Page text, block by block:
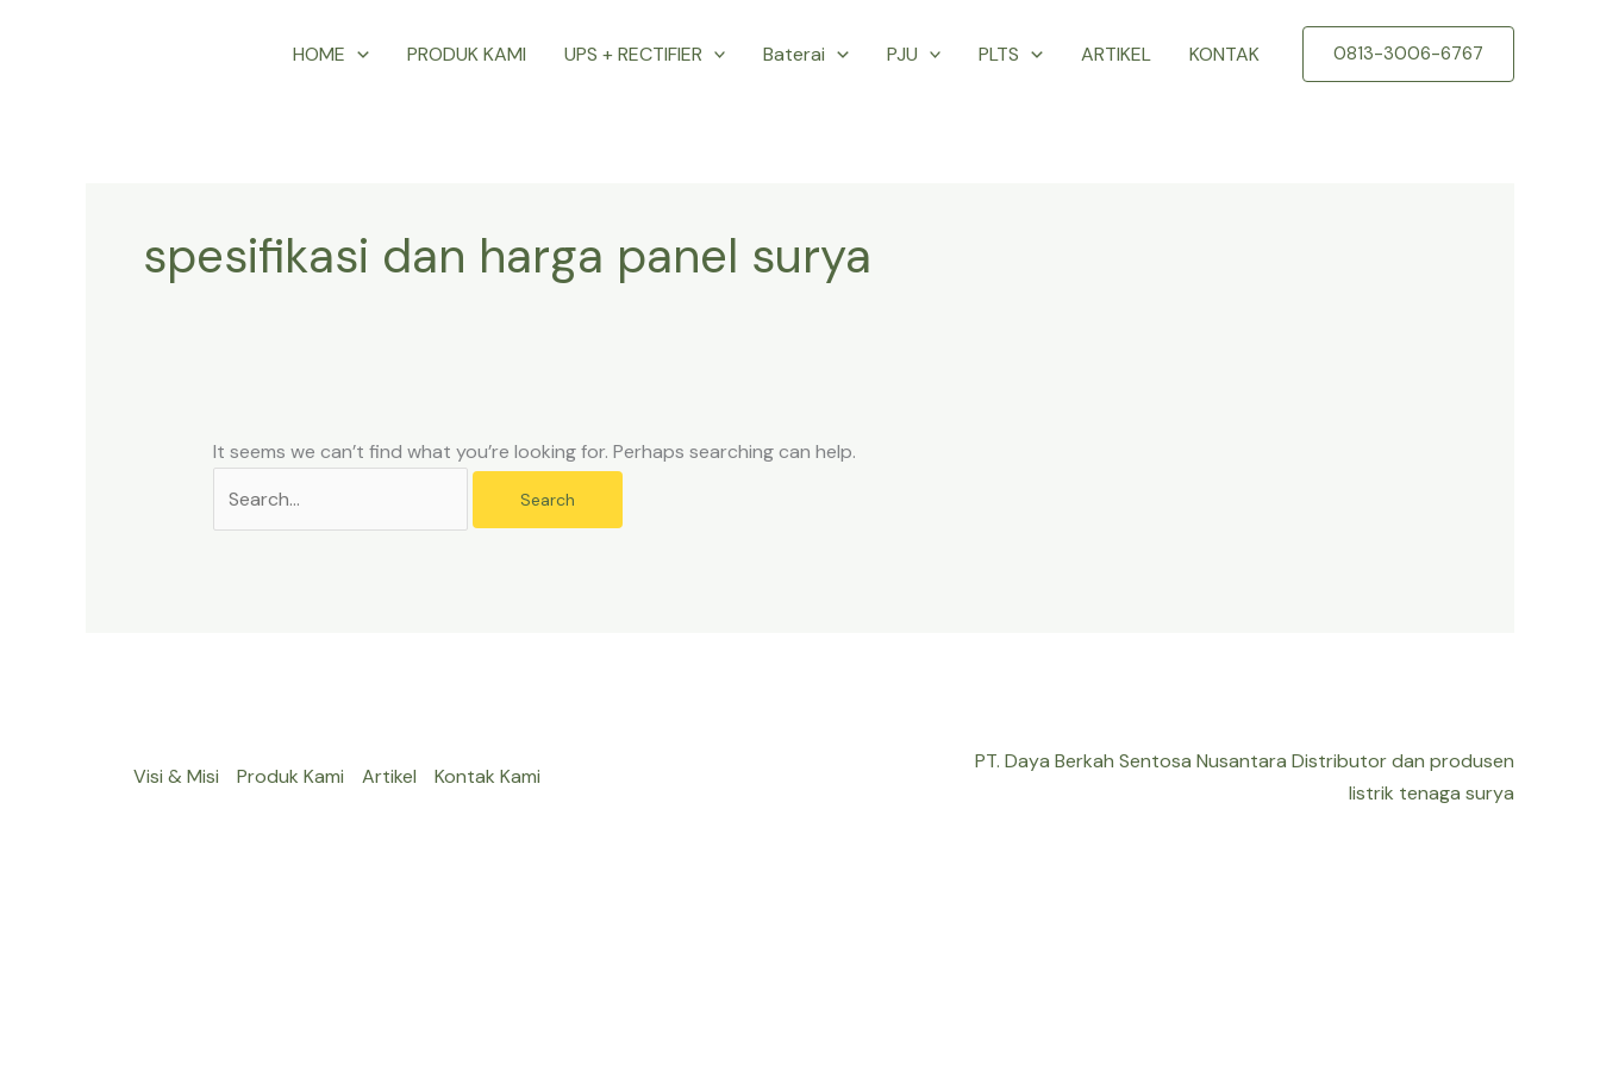
HOME PRODUK KAMI UPS + RECTIFIER Baterai PJU PLTS ARTIKEL KONTAK 0813-3006-6767
spesifikasi dan harga panel surya
It seems we can’t find what you’re looking for. Perhaps searching can help.
Visi & Misi Produk Kami Artikel Kontak Kami
PT. Daya Berkah Sentosa Nusantara Distributor dan produsen
listrik tenaga surya